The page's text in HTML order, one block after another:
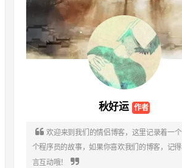
秋好运
 欢迎来到我们的情侣博客，这里记录着一
个程序员的故事，如果你喜欢我们的博客，记
言互动哦！
